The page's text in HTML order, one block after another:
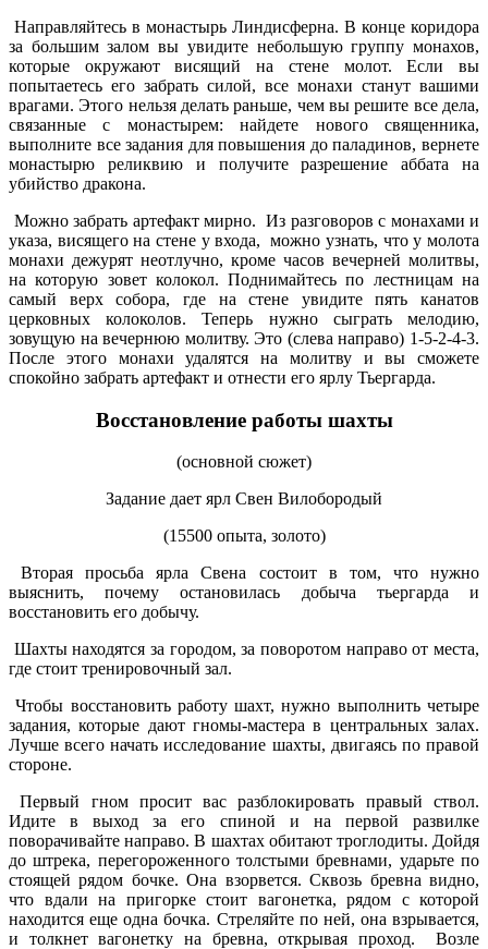
Направляйтесь в монастырь Линдисферна. В конце коридора
за большим залом вы увидите небольшую группу монахов,
которые окружают висящий на стене молот. Если вы
попытаетесь его забрать силой, все монахи станут вашими
врагами. Этого нельзя делать раньше, чем вы решите все дела,
связанные с монастырем: найдете нового священника,
выполните все задания для повышения до паладинов, вернете
монастырю реликвию и получите разрешение аббата на
убийство дракона.
Можно забрать артефакт мирно. Из разговоров с монахами и
указа, висящего на стене у входа, можно узнать, что у молота
монахи дежурят неотлучно, кроме часов вечерней молитвы,
на которую зовет колокол. Поднимайтесь по лестницам на
самый верх собора, где на стене увидите пять канатов
церковных колоколов. Теперь нужно сыграть мелодию,
зовущую на вечернюю молитву. Это (слева направо) 1-5-2-4-3.
После этого монахи удалятся на молитву и вы сможете
спокойно забрать артефакт и отнести его ярлу Тьергарда.
Восстановление работы шахты
(основной сюжет)
Задание дает ярл Свен Вилобородый
(15500 опыта, золото)
Вторая просьба ярла Свена состоит в том, что нужно
выяснить, почему остановилась добыча тьергарда и
восстановить его добычу.
Шахты находятся за городом, за поворотом направо от места,
где стоит тренировочный зал.
Чтобы восстановить работу шахт, нужно выполнить четыре
задания, которые дают гномы-мастера в центральных залах.
Лучше всего начать исследование шахты, двигаясь по правой
стороне.
Первый гном просит вас разблокировать правый ствол.
Идите в выход за его спиной и на первой развилке
поворачивайте направо. В шахтах обитают троглодиты. Дойдя
до штрека, перегороженного толстыми бревнами, ударьте по
стоящей рядом бочке. Она взорвется. Сквозь бревна видно,
что вдали на пригорке стоит вагонетка, рядом с которой
находится еще одна бочка. Стреляйте по ней, она взрывается,
и толкнет вагонетку на бревна, открывая проход. Возле